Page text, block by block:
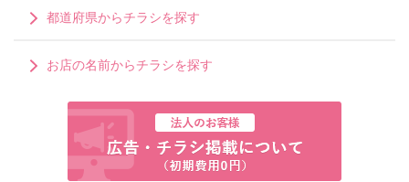
都道府県からチラシを探す
お店の名前からチラシを探す